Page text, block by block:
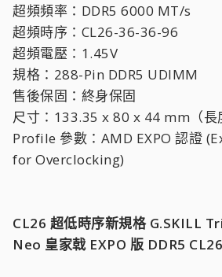
超頻頻率：DDR5 6000 MT/s
超頻時序：CL26-36-36-96
超頻電壓：1.45V
規格：288-Pin DDR5 UDIMM
售後保固：終身保固
尺寸：133.35 x 80 x 44 mm（長
Profile 參數：AMD EXPO 認證
for Overclocking)
CL26 超低時序新規格 G.SKILL
Neo 皇家戟 EXPO 版 DDR5